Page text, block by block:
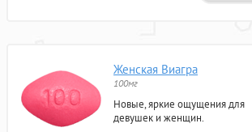
Женская Виагра
100мг
Новые, яркие ощущения для
девушек и женщин.